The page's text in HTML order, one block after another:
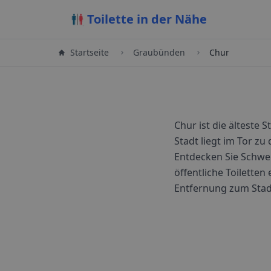
Toilette in der Nähe
Startseite Graubünden Chur
Chur ist die älteste
Stadt liegt im Tor zu
Entdecken Sie
öffentliche Toiletten
Entfernung zum